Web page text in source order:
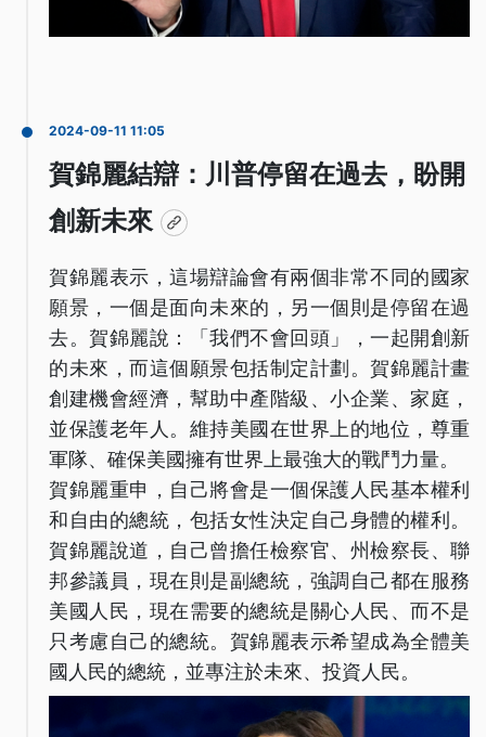
2024-09-11 11:05
賀錦麗結辯：川普停留在過去，盼開
創新未來
賀錦麗表示，這場辯論會有兩個非常不同的國家
願景，一個是面向未來的，另一個則是停留在過
去。賀錦麗說：「我們不會回頭」，一起開創新
的未來，而這個願景包括制定計劃。賀錦麗計畫
創建機會經濟，幫助中產階級、小企業、家庭，
並保護老年人。維持美國在世界上的地位，尊重
軍隊、確保美國擁有世界上最強大的戰鬥力量。
賀錦麗重申，自己將會是一個保護人民基本權利
和自由的總統，包括女性決定自己身體的權利。
賀錦麗說道，自己曾擔任檢察官、州檢察長、聯
邦參議員，現在則是副總統，強調自己都在服務
美國人民，現在需要的總統是關心人民、而不是
只考慮自己的總統。賀錦麗表示希望成為全體美
國人民的總統，並專注於未來、投資人民。